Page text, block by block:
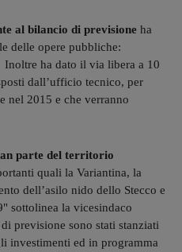
al bilancio di previsione ha
delle opere pubbliche:
ha dato il via libera a 10
dall’ufficio tecnico, per
nel 2015 e che verranno
parte del territorio
quali la Variantina, la
dell’asilo nido dello Stecco e
sottolinea la vicesindaco
previsione sono stati stanziati
investimenti ed in programma